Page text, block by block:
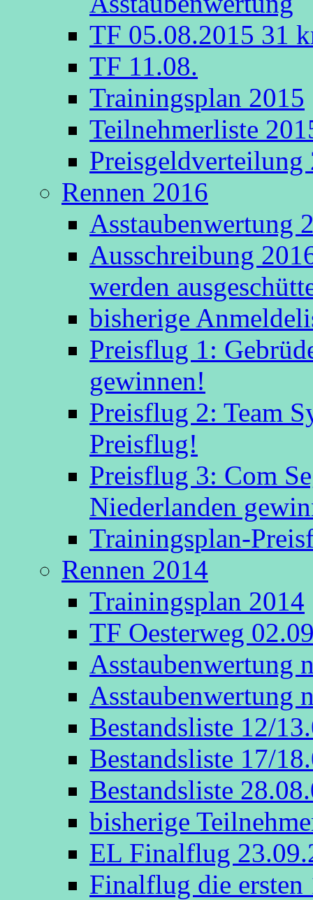
TF 05.08.2015 31
TF 11.08.
Trainingsplan 2015
Teilnehmerliste
Preisgeldverteilung
Rennen 2016
Asstaubenwertung
Ausschreibung
werden
bisherige
Preisflug 1:
gewinnen!
Preisflug 2: Team
Preisflug!
Preisflug 3: Com
Niederlanden
Trainingsplan-
Rennen 2014
Trainingsplan 2014
TF Oesterweg
Asstaubenwertung
Asstaubenwertung
Bestandsliste 12/
Bestandsliste 17/
Bestandsliste
bisherige
EL Finalflug
Finalflug die ersten